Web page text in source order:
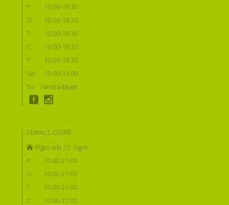
P:
10:00-18:30
O:
10:00-18:30
T:
10:00-18:30
C:
10:00-18:30
P:
10:00-18:30
Se:
10:00-15:00
Sv:
Nestrādājam
VEIKALS OGRĒ:
Rīgas iela 23, Ogre
P:
10:00-21:00
O:
10:00-21:00
T:
10:00-21:00
C:
10:00-21:00